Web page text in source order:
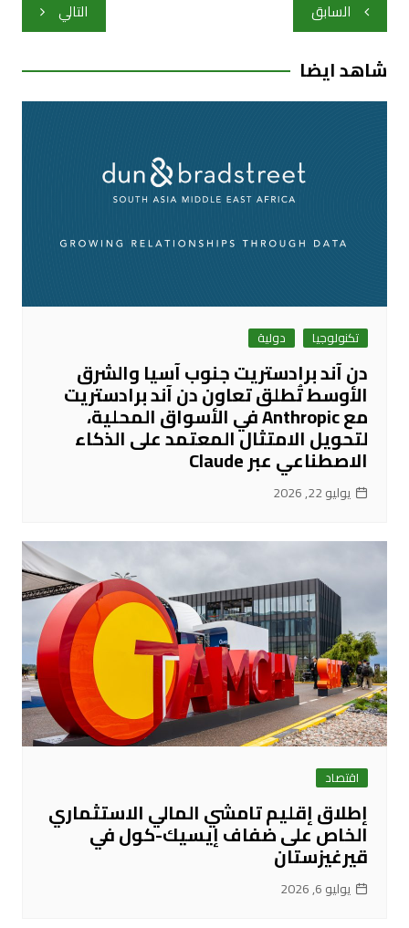
المقالات
السابق التالي
شاهد ايضا
تكنولوجيا دولية
دن آند برادستريت جنوب آسيا والشرق
الأوسط تُطلق تعاون دن آند برادستريت
مع Anthropic في الأسواق المحلية،
لتحويل الامتثال المعتمد على الذكاء
الاصطناعي عبر Claude
يوليو 22, 2026
اقتصاد
إطلاق إقليم تامشي المالي الاستثماري
الخاص على ضفاف إيسيك-كول في
قيرغيزستان
يوليو 6, 2026